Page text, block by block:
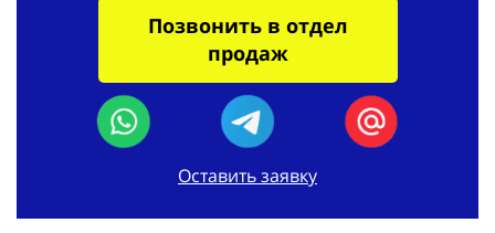
Позвонить в отдел
продаж
Оставить заявку